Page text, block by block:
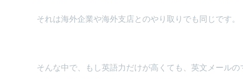
それは海外企業や海外支店とのやり取りでも同じです。
そんな中で、もし英語力だけが高くても、英文メール